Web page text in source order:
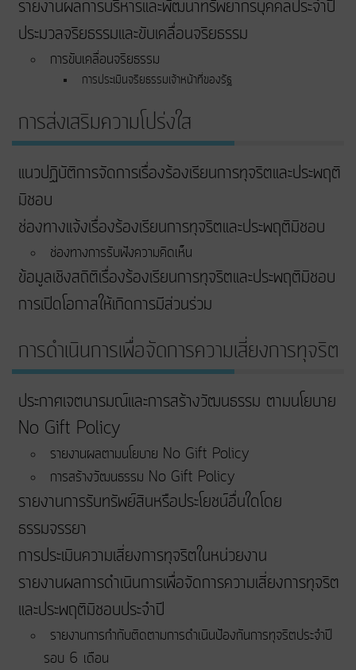
รายงานผลการบริหารและพัฒนาทรัพยากรบุคคลประจำปี
ประมวลจริยธรรมและขับเคลื่อนจริยธรรม
การขับเคลื่อนจริยธรรม
การประเมินจริยธรรมเจ้าหน้าที่ของรัฐ
การส่งเสริมความโปร่งใส
แนวปฏิบัติการจัดการเรื่องร้องเรียนการทุจริตและประพฤติ
มิชอบ
ช่องทางแจ้งเรื่องร้องเรียนการทุจริตและประพฤติมิชอบ
ช่องทางการรับฟังความคิดเห็น
ข้อมูลเชิงสถิติเรื่องร้องเรียนการทุจริตและประพฤติมิชอบ
การเปิดโอกาสให้เกิดการมีส่วนร่วม
การดำเนินการเพื่อจัดการความเสี่ยงการทุจริต
ประกาศเจตนารมณ์และการสร้างวัฒนธรรม ตามนโยบาย
No Gift Policy
รายงานผลตามนโยบาย No Gift Policy
การสร้างวัฒนธรรม No Gift Policy
รายงานการรับทรัพย์สินหรือประโยชน์อื่นใดโดย
ธรรมจรรยา
การประเมินความเสี่ยงการทุจริตในหน่วยงาน
รายงานผลการดำเนินการเพื่อจัดการความเสี่ยงการทุจริต
และประพฤติมิชอบประจำปี
รายงานการกำกับติดตามการดำเนินป้องกันการทุจริตประจำปี
รอบ 6 เดือน